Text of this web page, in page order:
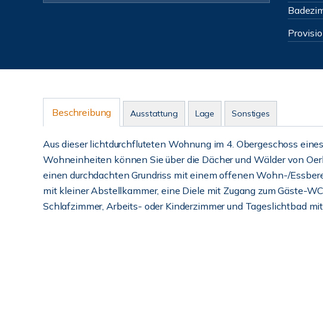
Beschreibung Ausstattung Lage Sonstiges
Aus dieser lichtdurchfluteten Wohnung im 4. Obergeschoss
Wohneinheiten können Sie über die Dächer und Wälder von
einen durchdachten Grundriss mit einem offenen Wohn-/
mit kleiner Abstellkammer, eine Diele mit Zugang zum Gäste-
Schlafzimmer, Arbeits- oder Kinderzimmer und Tageslichtbad